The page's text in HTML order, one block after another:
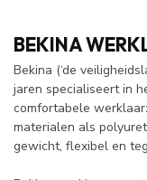
BEKINA
Bekina (‘de
jaren specialiseert in
comfortabele
materialen als
gewicht, flexibel en